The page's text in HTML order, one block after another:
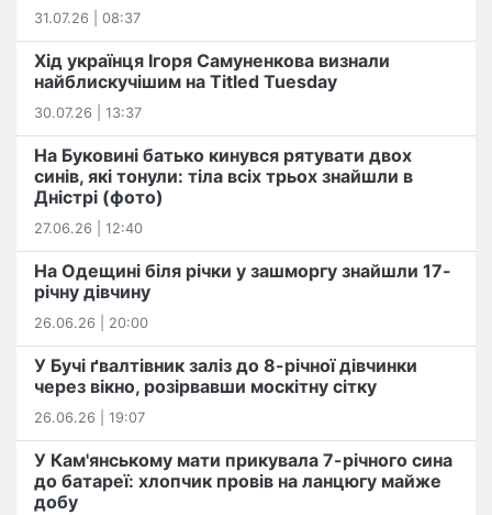
31.07.26 | 08:37
Хід українця Ігоря Самуненкова визнали
найблискучішим на Titled Tuesday
30.07.26 | 13:37
На Буковині батько кинувся рятувати двох
синів, які тонули: тіла всіх трьох знайшли в
Дністрі (фото)
27.06.26 | 12:40
На Одещині біля річки у зашморгу знайшли 17-
річну дівчину
26.06.26 | 20:00
У Бучі ґвалтівник заліз до 8-річної дівчинки
через вікно, розірвавши москітну сітку
26.06.26 | 19:07
У Кам'янському мати прикувала 7-річного сина
до батареї: хлопчик провів на ланцюгу майже
добу